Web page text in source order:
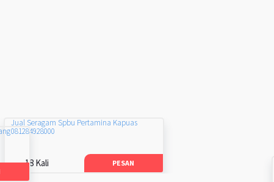
Jual Seragam Spbu Pertamina Kapuas
081284928000
18 Kali PESAN